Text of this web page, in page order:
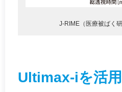
J-RIME（医療被ばく
Ultimax-iを活